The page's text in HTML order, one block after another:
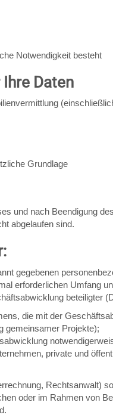
Notwendigkeit besteht
Daten
Grundlage
und nach Beendigung
abgelaufen sind.
gegebenen
erforderlichen Umfang
beteiligter
die mit der
gemeinsamer Projekte);
private und
Rechtsanwalt)
oder im Rahmen von